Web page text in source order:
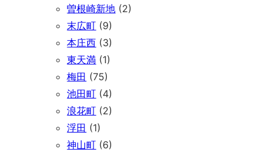
曽根崎新地 (2)
末広町 (9)
本庄西 (3)
東天満 (1)
梅田 (75)
池田町 (4)
浪花町 (2)
浮田 (1)
神山町 (6)